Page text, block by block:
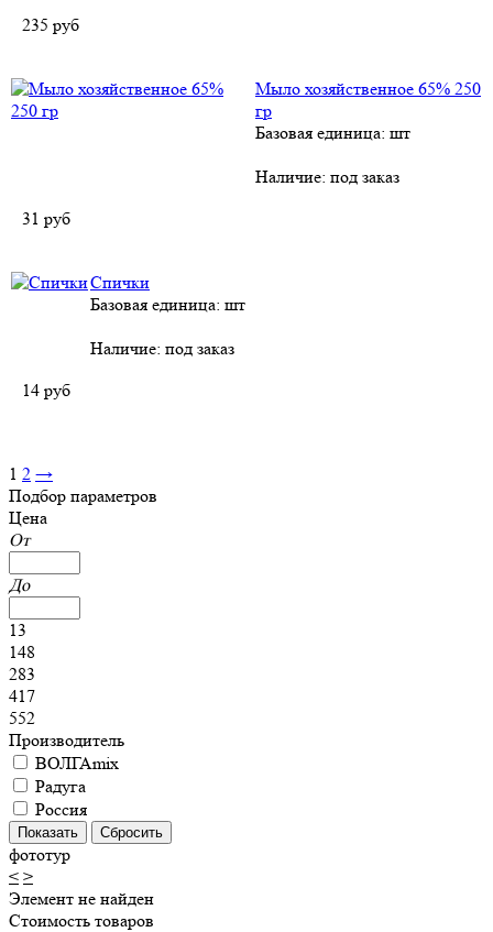
235 руб
Мыло хозяйственное 65% 250
гр
Базовая единица: шт
Наличие: под заказ
31 руб
Спички
Базовая единица: шт
Наличие: под заказ
14 руб
1 2 →
Подбор параметров
Цена
От
До
13
148
283
417
552
Производитель
ВОЛГАmix
Радуга
Россия
фототур
< >
Элемент не найден
Стоимость товаров